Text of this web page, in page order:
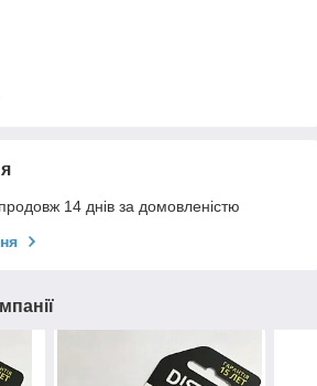
14 днів за домовленістю